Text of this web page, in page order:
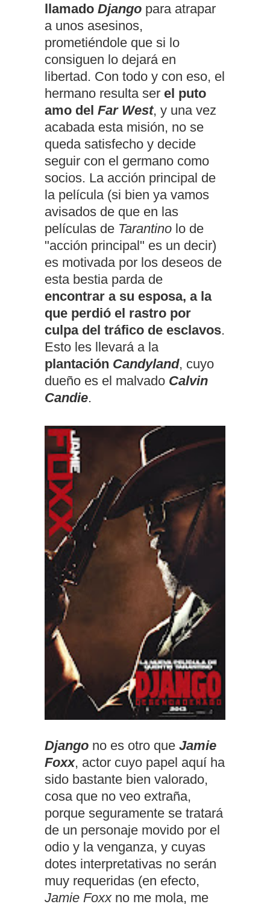
llamado Django para atrapar
a unos asesinos,
prometiéndole que si lo
consiguen lo dejará en
libertad. Con todo y con eso, el
hermano resulta ser el puto
amo del Far West, y una vez
acabada esta misión, no se
queda satisfecho y decide
seguir con el germano como
socios. La acción principal de
la película (si bien ya vamos
avisados de que en las
películas de Tarantino lo de
"acción principal" es un decir)
es motivada por los deseos de
esta bestia parda de
encontrar a su esposa, a la
que perdió el rastro por
culpa del tráfico de esclavos.
Esto les llevará a la
plantación Candyland, cuyo
dueño es el malvado Calvin
Candie.
Django no es otro que Jamie
Foxx, actor cuyo papel aquí ha
sido bastante bien valorado,
cosa que no veo extraña,
porque seguramente se tratará
de un personaje movido por el
odio y la venganza, y cuyas
dotes interpretativas no serán
muy requeridas (en efecto,
Jamie Foxxno me mola, me